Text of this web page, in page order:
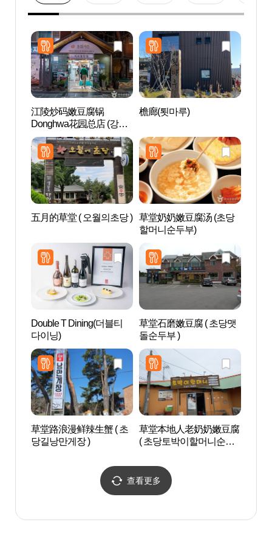
江陵炒码嫩豆腐锅
Donghwa花园总店 (강릉
짬뽕순두부 동화가든 본
점)
檐廊(툇마루)
五月的草堂 ( 오월의초당 )
草堂奶奶嫩豆腐汤 (초당
할머니순두부)
Double T Dining(더블티
다이닝)
草堂石磨嫩豆腐 ( 초당맷
돌순두부 )
草堂路浪漫鲜辣生蟹 ( 초
당길낭만게장 )
草堂本地人老奶奶嫩豆腐
( 초당토박이할머니순두
查看更多